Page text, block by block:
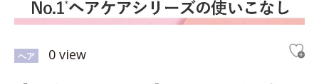
ヘア 0 view